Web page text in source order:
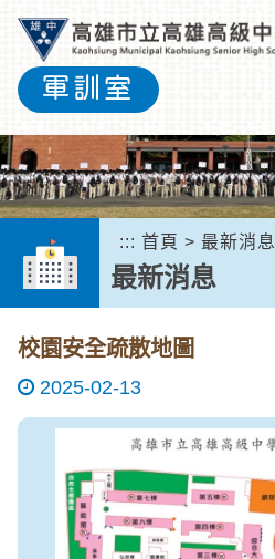
跳
要
內
容
區
塊
軍訓室
最新消息
::: 首頁 > 最新消息
校園安全疏散地圖
2025-02-13